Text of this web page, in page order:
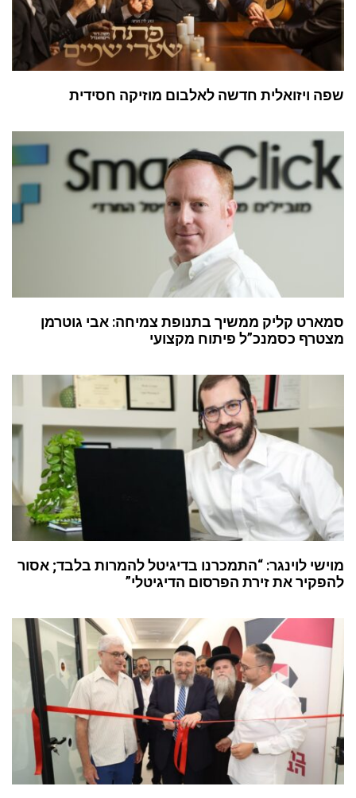
שפה ויזואלית חדשה לאלבום מוזיקה חסידית
סמארט קליק ממשיך בתנופת צמיחה: אבי גוטרמן
מצטרף כסמנכ”ל פיתוח מקצועי
מוישי לוינגר: “התמכרנו בדיגיטל להמרות בלבד; אסור
להפקיר את זירת הפרסום הדיגיטלי”